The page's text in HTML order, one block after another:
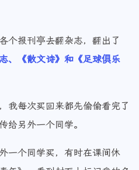
个报刊亭去翻杂志，翻出了
、《散文诗》和《足球俱乐
我每次买回来都先偷偷看完了
给另外一个同学。
一个同学买，有时在课间休